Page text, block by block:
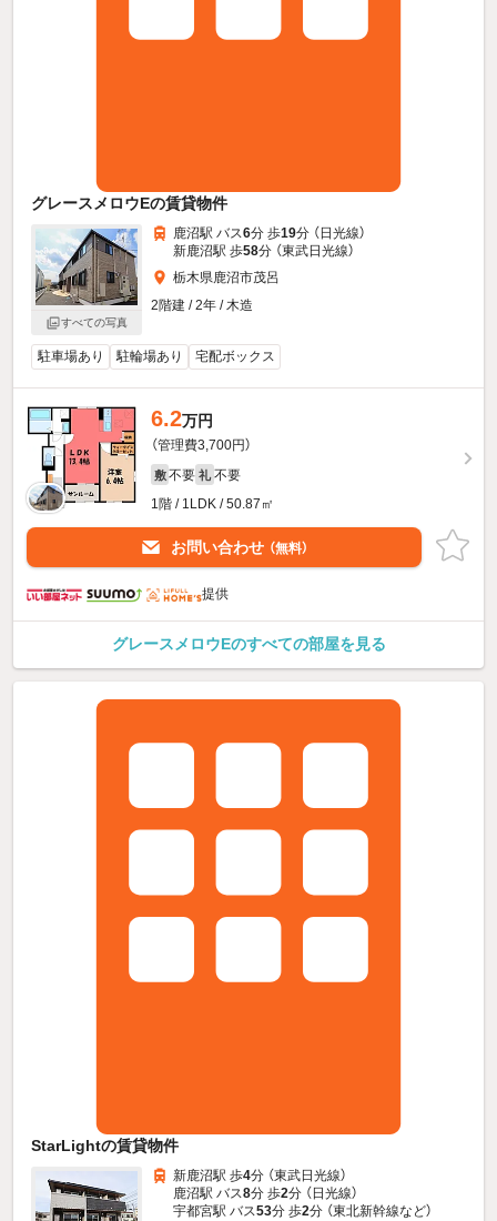
グレースメロウEの賃貸物件
すべての写真
鹿沼駅 バス6分 歩19分 （日光線）
新鹿沼駅 歩58分 （東武日光線）
栃木県鹿沼市茂呂
2階建 / 2年 / 木造
駐車場あり 駐輪場あり 宅配ボックス
6.2万円
（管理費3,700円）
敷 不要 礼 不要
1階 / 1LDK / 50.87㎡
お問い合わせ （無料）
提供
グレースメロウEのすべての部屋を見る
StarLightの賃貸物件
新鹿沼駅 歩4分 （東武日光線）
鹿沼駅 バス8分 歩2分 （日光線）
宇都宮駅 バス53分 歩2分 （東北新幹線など）